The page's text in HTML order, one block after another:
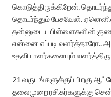
கொடுத்திருக்கிறேன்.
தொடர்ந்தும் பேசுவேன்.
தன்னுடைய பிள்ளைகளின்
என்னை எப்படி வளர்த்தாரோ..
உதவியாளர்களையும்
21 வருடங்களுக்குப் பிறகு
தலைமுறை ரசிகர்களுக்கு